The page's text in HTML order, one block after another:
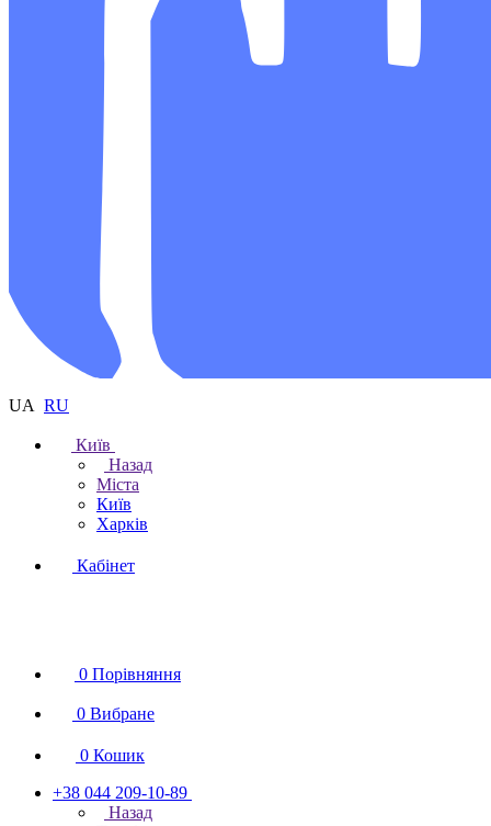
UA RU
Київ
Назад
Міста
Київ
Харків
Кабінет
0 Порівняння
0 Вибране
0 Кошик
+38 044 209-10-89
Назад